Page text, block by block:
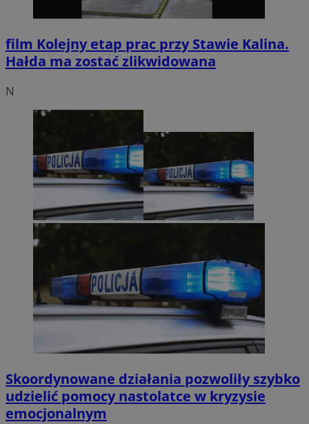
film Kolejny etap prac przy Stawie Kalina.
Hałda ma zostać zlikwidowana
N
Skoordynowane działania pozwoliły szybko
udzielić pomocy nastolatce w kryzysie
emocjonalnym